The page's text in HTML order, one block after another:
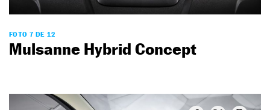
FOTO 7 DE 12
Mulsanne Hybrid Concept